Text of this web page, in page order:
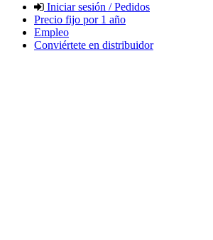
Iniciar sesión / Pedidos
Precio fijo por 1 año
Empleo
Conviértete en distribuidor